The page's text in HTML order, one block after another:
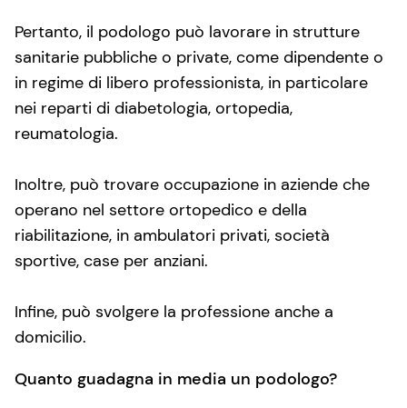
Pertanto, il podologo può lavorare in strutture
sanitarie pubbliche o private, come dipendente o
in regime di libero professionista, in particolare
nei reparti di diabetologia, ortopedia,
reumatologia.
Inoltre, può trovare occupazione in aziende che
operano nel settore ortopedico e della
riabilitazione, in ambulatori privati, società
sportive, case per anziani.
Infine, può svolgere la professione anche a
domicilio.
Quanto guadagna in media un podologo?